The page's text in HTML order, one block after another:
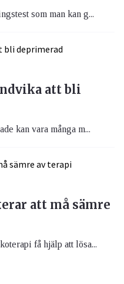
som man kan g...
att bli
kan vara många m...
att må sämre
få hjälp att lösa...